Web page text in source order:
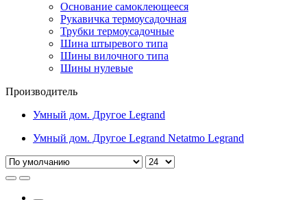
Основание самоклеющееся
Рукавичка термоусадочная
Трубки термоусадочные
Шина штыревого типа
Шины вилочного типа
Шины нулевые
Производитель
Умный дом. Другое Legrand
Умный дом. Другое Legrand Netatmo Legrand